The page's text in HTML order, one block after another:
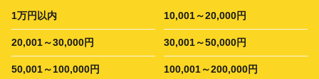
1万円以内 10,001～20,000円
20,001～30,000円 30,001～50,000円
50,001～100,000円 100,001～200,000円